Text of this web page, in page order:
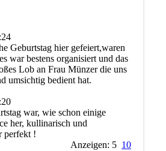
Geburtstag hier gefeiert,waren
war bestens organisiert und das
Lob an Frau Münzer die uns
umsichtig bedient hat.
war, wie schon einige
her, kullinarisch und
perfekt !
Anzeigen: 5 10